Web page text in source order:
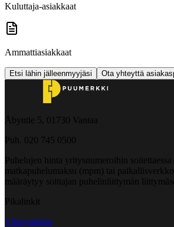
Kuluttaja-asiakkaat
Ammattiasiakkaat
Etsi lähin jälleenmyyjäsi Ota yhteyttä
Åbyntie 5, 01730 Vantaa
Puh. 020 745 0500
Puhelujen hinta yritysnumeroihin
matkapuhelumaksu (mpm) tai
määräytyy soittajan puhelinliittymän
Pikalinkit
Yhteystiedot